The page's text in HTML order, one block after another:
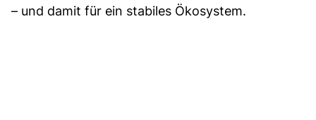
– und damit für ein stabiles Ökosystem.